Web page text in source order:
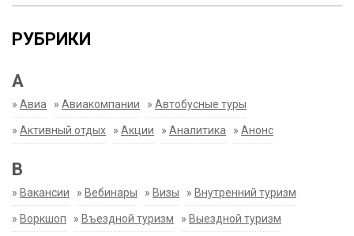
РУБРИКИ
А
» Авиа » Авиакомпании » Автобусные туры
» Активный отдых » Акции » Аналитика » Анонс
В
» Вакансии » Вебинары » Визы » Внутренний туризм
» Воркшоп » Въездной туризм » Выездной туризм